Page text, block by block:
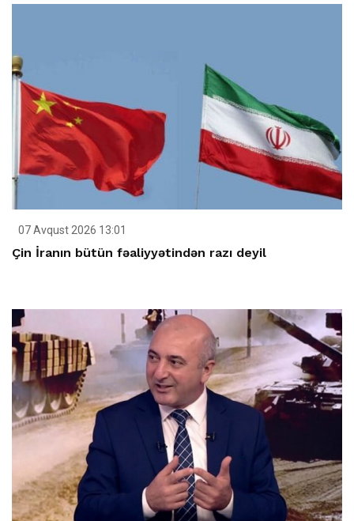
07 Avqust 2026 13:01
Çin İranın bütün fəaliyyətindən razı deyil